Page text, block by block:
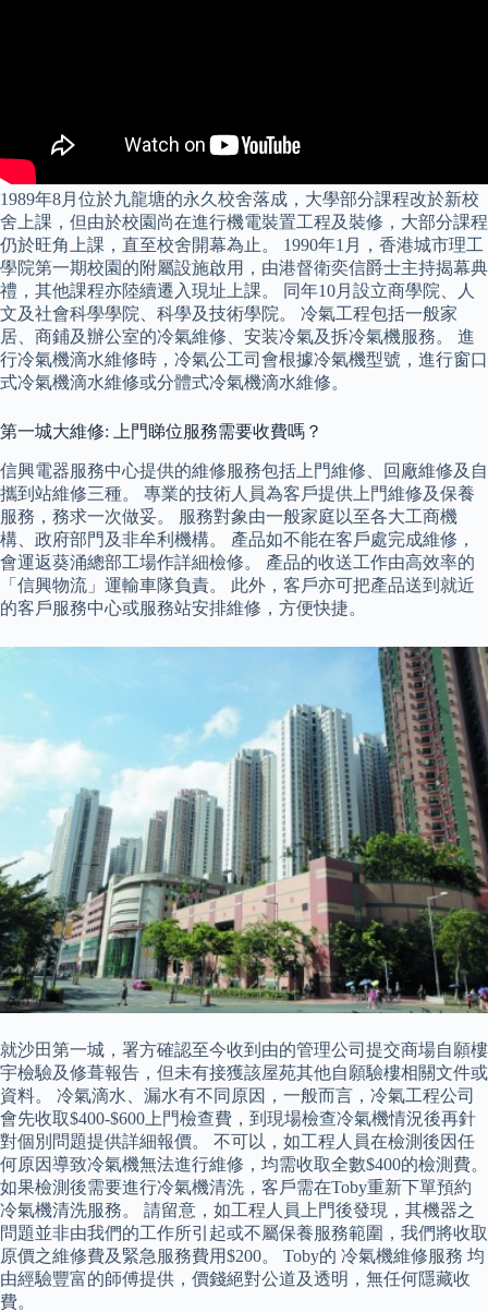
1989年8月位於九龍塘的永久校舍落成，大學部分課程改於新校
舍上課，但由於校園尚在進行機電裝置工程及裝修，大部分課程
仍於旺角上課，直至校舍開幕為止。 1990年1月，香港城市理工
學院第一期校園的附屬設施啟用，由港督衛奕信爵士主持揭幕典
禮，其他課程亦陸續遷入現址上課。 同年10月設立商學院、人
文及社會科學學院、科學及技術學院。 冷氣工程包括一般家
居、商鋪及辦公室的冷氣維修、安装冷氣及拆冷氣機服務。 進
行冷氣機滴水維修時，冷氣公工司會根據冷氣機型號，進行窗口
式冷氣機滴水維修或分體式冷氣機滴水維修。
第一城大維修: 上門睇位服務需要收費嗎？
信興電器服務中心提供的維修服務包括上門維修、回廠維修及自
攜到站維修三種。 專業的技術人員為客戶提供上門維修及保養
服務，務求一次做妥。 服務對象由一般家庭以至各大工商機
構、政府部門及非牟利機構。 產品如不能在客戶處完成維修，
會運返葵涌總部工場作詳細檢修。 產品的收送工作由高效率的
「信興物流」運輸車隊負責。 此外，客戶亦可把產品送到就近
的客戶服務中心或服務站安排維修，方便快捷。
就沙田第一城，署方確認至今收到由的管理公司提交商場自願樓
宇檢驗及修葺報告，但未有接獲該屋苑其他自願驗樓相關文件或
資料。 冷氣滴水、漏水有不同原因，一般而言，冷氣工程公司
會先收取$400-$600上門檢查費，到現場檢查冷氣機情況後再針
對個別問題提供詳細報價。 不可以，如工程人員在檢測後因任
何原因導致冷氣機無法進行維修，均需收取全數$400的檢測費。
如果檢測後需要進行冷氣機清洗，客戶需在Toby重新下單預約
冷氣機清洗服務。 請留意，如工程人員上門後發現，其機器之
問題並非由我們的工作所引起或不屬保養服務範圍，我們將收取
原價之維修費及緊急服務費用$200。 Toby的 冷氣機維修服務 均
由經驗豐富的師傅提供，價錢絕對公道及透明，無任何隱藏收
費。